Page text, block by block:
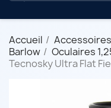
Accueil Accessoires
Barlow
Oculaires
Tecnosky Ultra Flat